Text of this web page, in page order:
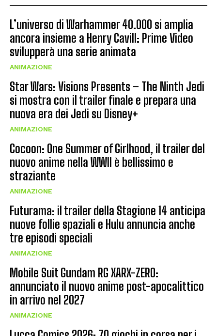
L’universo di Warhammer 40.000 si amplia
ancora insieme a Henry Cavill: Prime Video
svilupperà una serie animata
ANIMAZIONE
Star Wars: Visions Presents – The Ninth Jedi
si mostra con il trailer finale e prepara una
nuova era dei Jedi su Disney+
ANIMAZIONE
Cocoon: One Summer of Girlhood, il trailer del
nuovo anime nella WWII è bellissimo e
straziante
ANIMAZIONE
Futurama: il trailer della Stagione 14 anticipa
nuove follie spaziali e Hulu annuncia anche
tre episodi speciali
ANIMAZIONE
Mobile Suit Gundam RG XARX-ZERO:
annunciato il nuovo anime post-apocalittico
in arrivo nel 2027
ANIMAZIONE